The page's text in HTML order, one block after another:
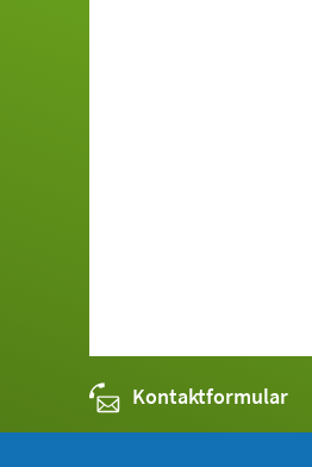
Kontaktformular